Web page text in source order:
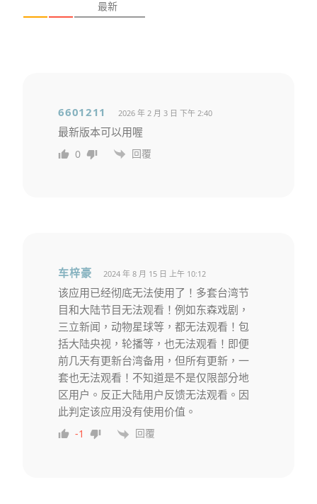
最新
6601211 2026 年 2 月 3 日 下午 2:40
最新版本可以用喔
0 回覆
车梓豪 2024 年 8 月 15 日 上午 10:12
该应用已经彻底无法使用了！多套台湾节
目和大陆节目无法观看！例如东森戏剧，
三立新闻，动物星球等，都无法观看！包
括大陆央视，轮播等，也无法观看！即便
前几天有更新台湾备用，但所有更新，一
套也无法观看！不知道是不是仅限部分地
区用户。反正大陆用户反馈无法观看。因
此判定该应用没有使用价值。
-1 回覆